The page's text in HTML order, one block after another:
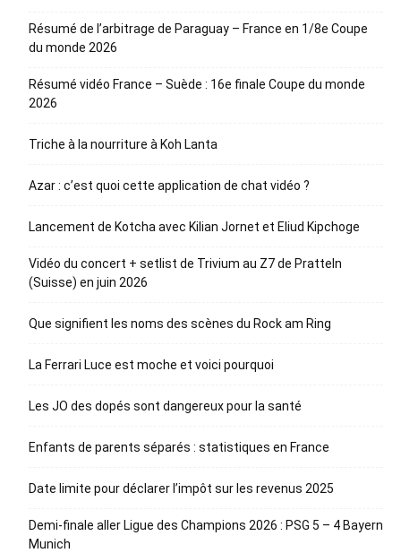
Résumé de l’arbitrage de Paraguay – France en 1/8e Coupe
du monde 2026
Résumé vidéo France – Suède : 16e finale Coupe du monde
2026
Triche à la nourriture à Koh Lanta
Azar : c’est quoi cette application de chat vidéo ?
Lancement de Kotcha avec Kilian Jornet et Eliud Kipchoge
Vidéo du concert + setlist de Trivium au Z7 de Pratteln
(Suisse) en juin 2026
Que signifient les noms des scènes du Rock am Ring
La Ferrari Luce est moche et voici pourquoi
Les JO des dopés sont dangereux pour la santé
Enfants de parents séparés : statistiques en France
Date limite pour déclarer l’impôt sur les revenus 2025
Demi-finale aller Ligue des Champions 2026 : PSG 5 – 4 Bayern
Munich